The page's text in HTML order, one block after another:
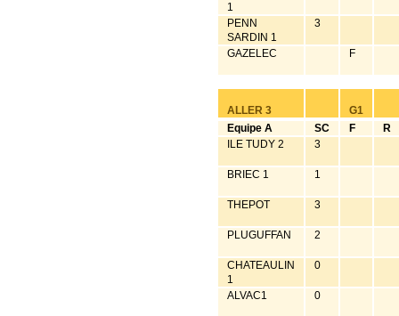
1
PENN
SARDIN 1
3
GAZELEC F
ALLER 3
G1
Equipe A
SC F
R
ILE TUDY 2
3
BRIEC 1 1
THEPOT 3
PLUGUFFAN 2
CHATEAULIN
1
0
ALVAC1 0